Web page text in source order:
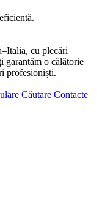
cu plecări
garantăm o călătorie
profesioniști.
Căutare Contacte